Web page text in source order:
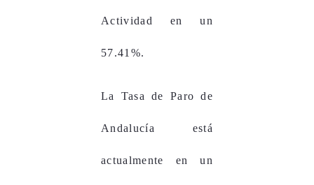
Actividad en un
57.41%.
La Tasa de Paro de
Andalucía está
actualmente en un